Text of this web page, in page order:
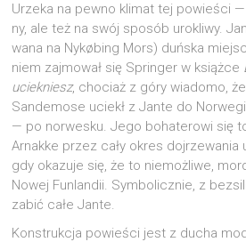
Urze­ka na pew­no kli­mat tej powie­ści
ny, ale też na swój spo­sób uro­kli­wy.
wa­na na Nykøbing Mors) duń­ska
niem zaj­mo­wał się Sprin­ger w książ­ce
uciek­niesz, cho­ciaż z góry wia­do­mo,
San­de­mo­se uciekł z Jan­te do
— po nor­we­sku. Jego boha­te­ro­wi się
Arnak­ke przez cały okres doj­rze­wa­nia
gdy oka­zu­je się, że to nie­moż­li­we,
Nowej Fun­lan­dii. Sym­bo­licz­nie, z
zabić całe Jante.
Kon­struk­cja powie­ści jest z ducha